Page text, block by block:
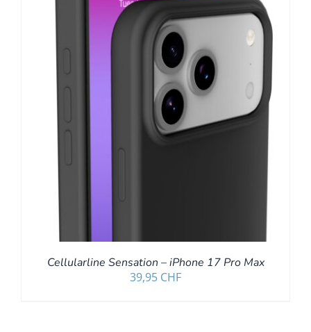
Cellularline Sensation – iPhone 17 Pro Max
39,95 CHF